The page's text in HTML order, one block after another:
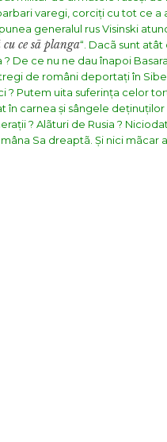
varegi, corciți cu tot ce a
generalul rus Visinski
ce sã planga“. Dacã sunt atât
De ce nu ne dau înapoi
de români deportați în
Putem uita suferința celor
în carnea și sângele
? Alãturi de Rusia ?
Sa dreaptã. Și nici mãcar